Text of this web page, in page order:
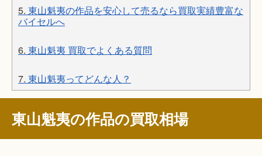
5. 東山魁夷の作品を安心して売るなら買取実績豊富な
バイセルへ
6. 東山魁夷 買取でよくある質問
7. 東山魁夷ってどんな人？
東山魁夷の作品の買取相場